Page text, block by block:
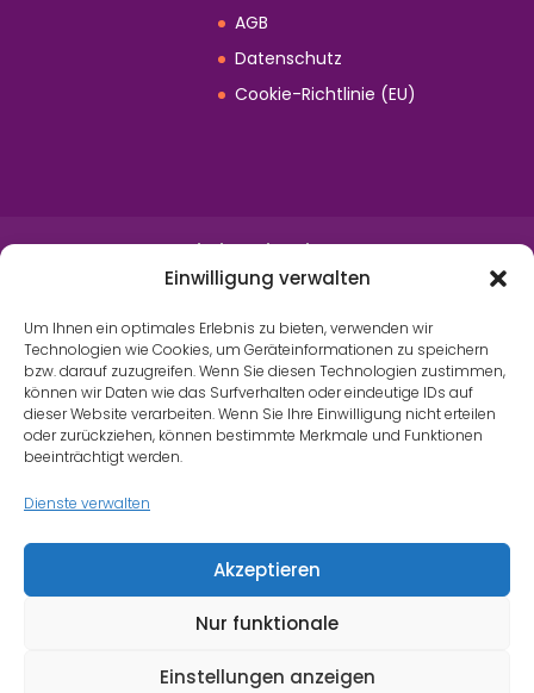
Einwilligung verwalten
Um Ihnen ein optimales Erlebnis zu bieten, verwenden wir
Technologien wie Cookies, um Geräteinformationen zu speichern
bzw. darauf zuzugreifen. Wenn Sie diesen Technologien zustimmen,
können wir Daten wie das Surfverhalten oder eindeutige IDs auf
dieser Website verarbeiten. Wenn Sie Ihre Einwilligung nicht erteilen
oder zurückziehen, können bestimmte Merkmale und Funktionen
beeinträchtigt werden.
Dienste verwalten
Akzeptieren
Nur funktionale
Einstellungen anzeigen
AGB
Datenschutz
Cookie-Richtlinie (EU)
Schals und Stolen
Wandteppiche / Wandbehänge
Textiles Interieur
Kleidung